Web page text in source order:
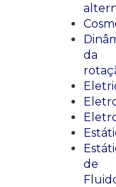
da
de